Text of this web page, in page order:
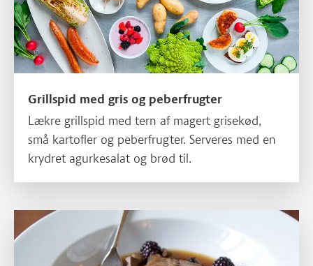
Grillspid med gris og peberfrugter
Lækre grillspid med tern af magert grisekød,
små kartofler og peberfrugter. Serveres med en
krydret agurkesalat og brød til.
Skinke i skiver med brombær og blåbær